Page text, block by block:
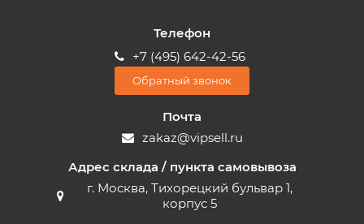
Телефон
+7 (495) 642-42-56
Обратный звонок
Почта
zakaz@vipsell.ru
Адрес склада / пункта самовывоза
г. Москва, Тихорецкий бульвар 1,
корпус 5